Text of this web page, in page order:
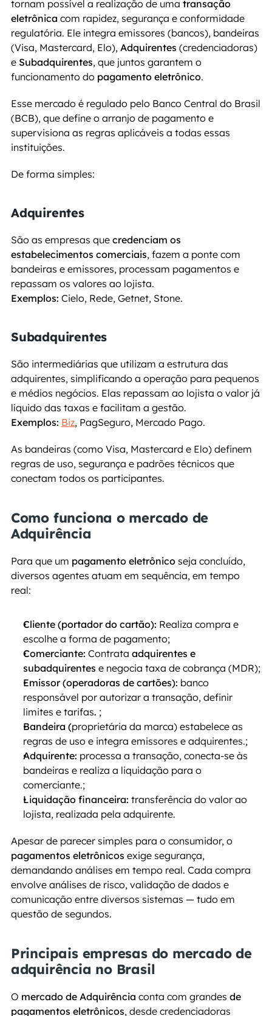
tornam possível a realização de uma transação
eletrônica com rapidez, segurança e conformidade
regulatória. Ele integra emissores (bancos), bandeiras
(Visa, Mastercard, Elo), Adquirentes (credenciadoras)
e Subadquirentes, que juntos garantem o
funcionamento do pagamento eletrônico.
Esse mercado é regulado pelo Banco Central do Brasil
(BCB), que define o arranjo de pagamento e
supervisiona as regras aplicáveis a todas essas
instituições.
De forma simples:
Adquirentes
São as empresas que credenciam os
estabelecimentos comerciais, fazem a ponte com
bandeiras e emissores, processam pagamentos e
repassam os valores ao lojista.
Exemplos: Cielo, Rede, Getnet, Stone.
Subadquirentes
São intermediárias que utilizam a estrutura das
adquirentes, simplificando a operação para pequenos
e médios negócios. Elas repassam ao lojista o valor já
líquido das taxas e facilitam a gestão.
Exemplos: Biz, PagSeguro, Mercado Pago.
As bandeiras (como Visa, Mastercard e Elo) definem
regras de uso, segurança e padrões técnicos que
conectam todos os participantes.
Como funciona o mercado de
Adquirência
Para que um pagamento eletrônico seja concluído,
diversos agentes atuam em sequência, em tempo
real:
Cliente (portador do cartão): Realiza compra e
escolhe a forma de pagamento;
Comerciante: Contrata adquirentes e
subadquirentes e negocia taxa de cobrança (MDR);
Emissor (operadoras de cartões): banco
responsável por autorizar a transação, definir
limites e tarifas. ;
Bandeira (proprietária da marca) estabelece as
regras de uso e integra emissores e adquirentes.;
Adquirente: processa a transação, conecta-se às
bandeiras e realiza a liquidação para o
comerciante.;
Liquidação financeira: transferência do valor ao
lojista, realizada pela adquirente.
Apesar de parecer simples para o consumidor, o
pagamentos eletrônicos exige segurança,
demandando análises em tempo real. Cada compra
envolve análises de risco, validação de dados e
comunicação entre diversos sistemas — tudo em
questão de segundos.
Principais empresas do mercado de
adquirência no Brasil
O mercado de Adquirência conta com grandes de
pagamentos eletrônicos, desde credenciadoras